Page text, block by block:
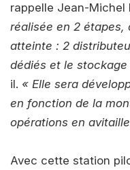
rappelle Jean-Michel
réalisée en 2 étapes,
atteinte : 2
dédiés et le
il. « Elle sera
en fonction de la
opérations en
Avec cette station